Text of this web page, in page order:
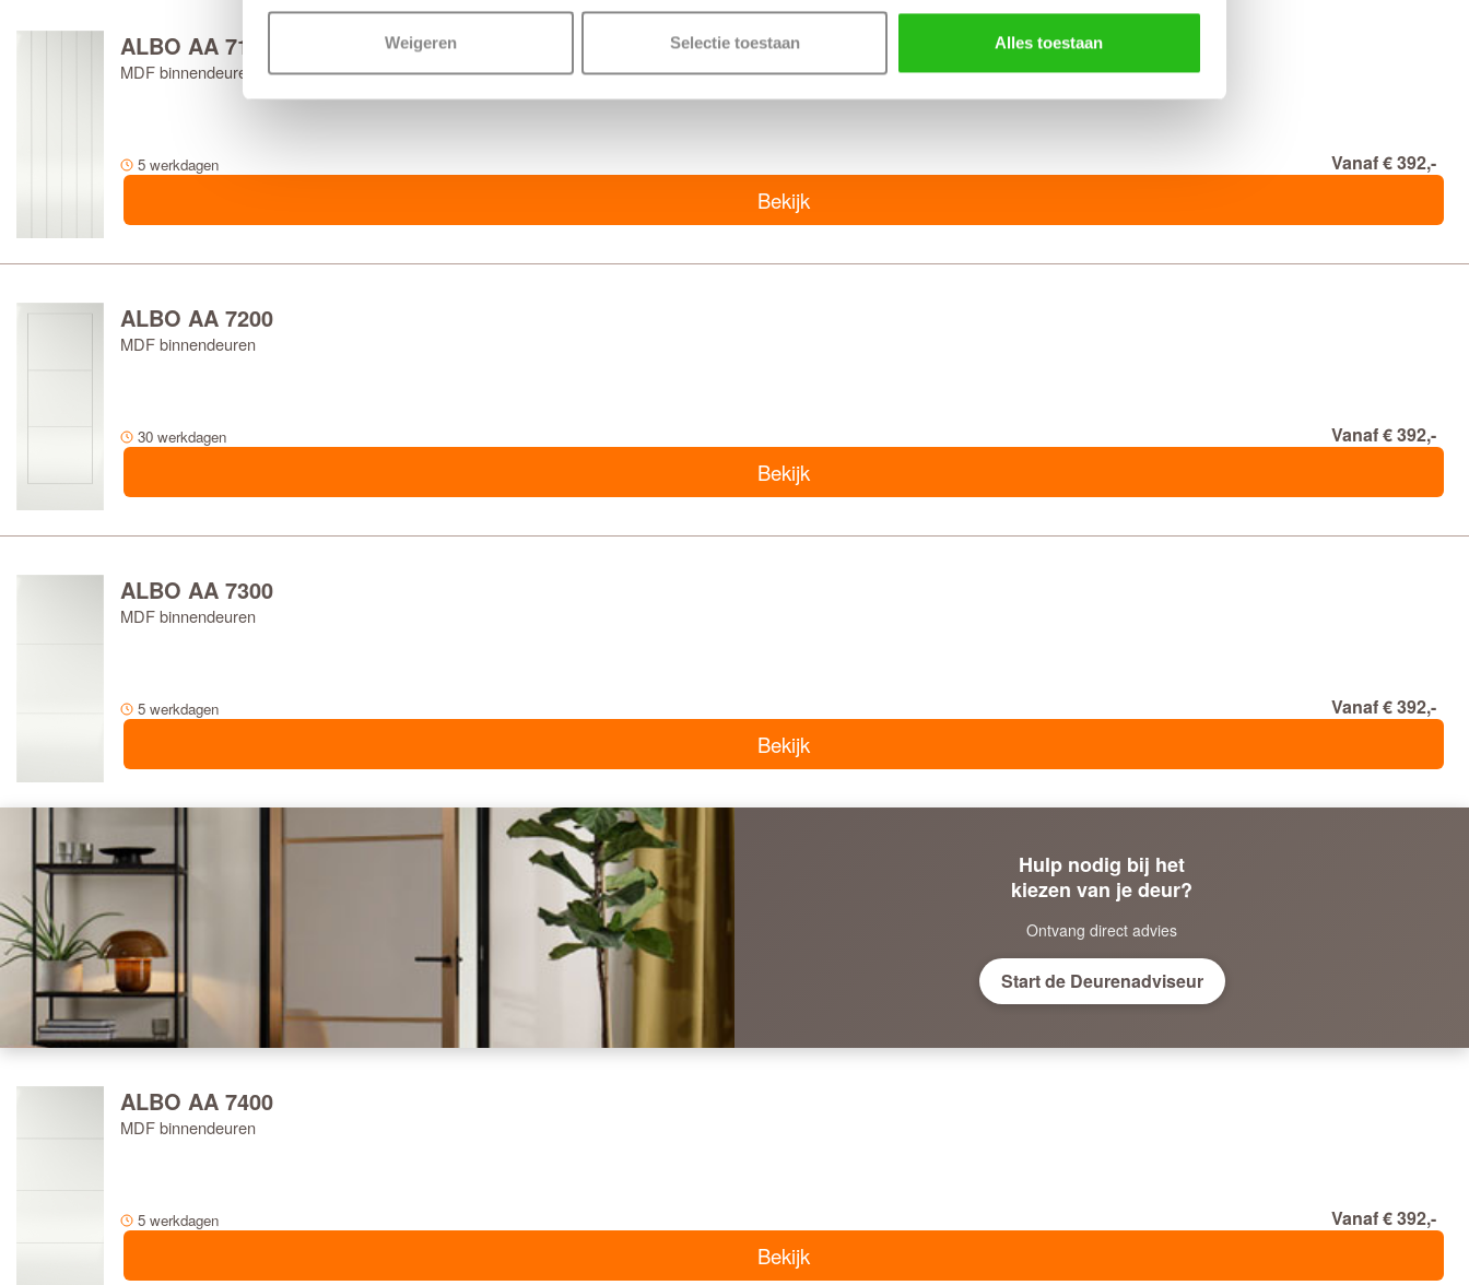
Weigeren Selectie toestaan Alles toestaan
ALBO AA 7100
MDF binnendeuren
5 werkdagen Vanaf € 392,-
Bekijk
ALBO AA 7200
MDF binnendeuren
30 werkdagen Vanaf € 392,-
Bekijk
ALBO AA 7300
MDF binnendeuren
5 werkdagen Vanaf € 392,-
Bekijk
Hulp nodig bij het
kiezen van je deur?
Ontvang direct advies
Start de Deurenadviseur
ALBO AA 7400
MDF binnendeuren
5 werkdagen Vanaf € 392,-
Bekijk